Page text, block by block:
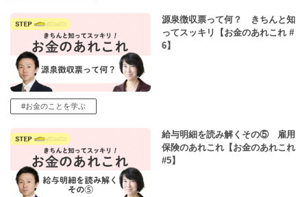
源泉徴収票って何？ きちんと知
ってスッキリ【お金のあれこれ #
6】
#お金のことを学ぶ
給与明細を読み解くその⑤ 雇用
保険のあれこれ【お金のあれこれ
#5】